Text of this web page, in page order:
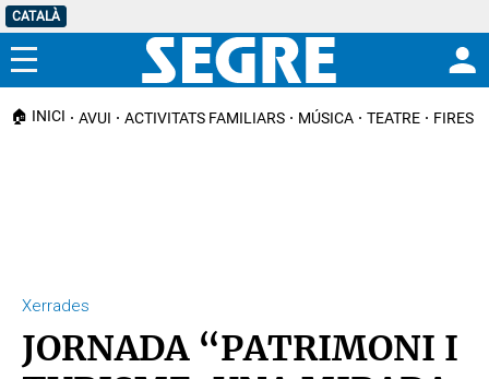
CATALÀ
Menú
🏠 INICI AVUI ACTIVITATS FAMILIARS MÚSICA TEATRE FIRES I
Xerrades
JORNADA “PATRIMONI I